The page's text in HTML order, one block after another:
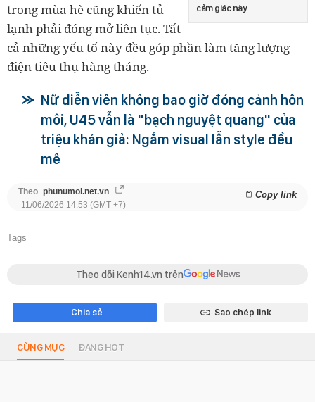
cảm giác này
trong mùa hè cũng khiến tủ
lạnh phải đóng mở liên tục. Tất
cả những yếu tố này đều góp phần làm tăng lượng
điện tiêu thụ hàng tháng.
Nữ diễn viên không bao giờ đóng cảnh hôn
môi, U45 vẫn là "bạch nguyệt quang" của
triệu khán giả: Ngắm visual lẫn style đều
mê
Theo phunumoi.net.vn Copy link
11/06/2026 14:53 (GMT +7)
Tags
Theo dõi Kenh14.vn trên
Chia sẻ Sao chép link
CÙNG MỤC ĐANG HOT